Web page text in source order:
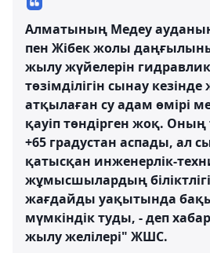
Алматының Медеу
пен Жібек жолы
жылу жүйелерін
төзімділігін сынау кезінде
атқылаған су адам өмірі
қауіп төндірген жоқ.
+65 градустан аспады, ал
қатысқан инженерлік-
жұмысшылардың
жағдайды уақытында
мүмкіндік туды, - деп
жылу желілері" ЖШС.